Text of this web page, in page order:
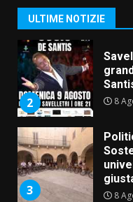
ULTIME NOTIZIE
1
2 8
3 8